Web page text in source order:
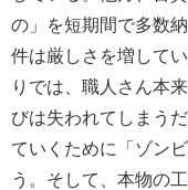
の」を短期間で多数
件は厳しさを増して
りでは、職人さん本
びは失われてしまう
ていくために「ゾン
う。そして、本物の